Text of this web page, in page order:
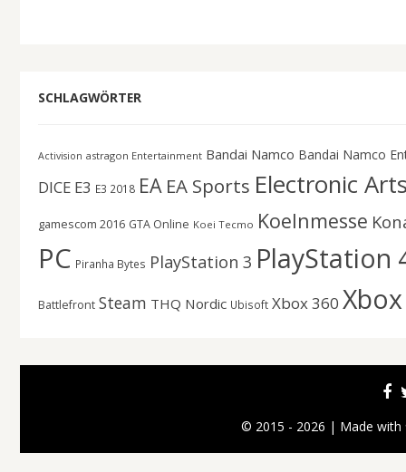
SCHLAGWÖRTER
Activision astragon Entertainment Bandai Namco Bandai Namco
DICE E3 E3 2018 EA EA Sports Electronic
gamescom 2016 GTA Online Koei Tecmo Koelnmesse
PC Piranha Bytes PlayStation 3 PlayStation
Battlefront Steam THQ Nordic Ubisoft Xbox 360
© 2015 - 2026 | Made